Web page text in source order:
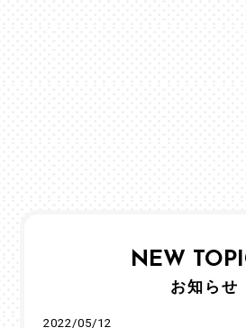
NEW
お知らせ
2022/05/12